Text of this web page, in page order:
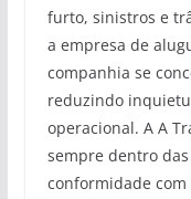
furto, sinistros e
a empresa de
companhia se
reduzindo
operacional. A A
sempre dentro
conformidade com